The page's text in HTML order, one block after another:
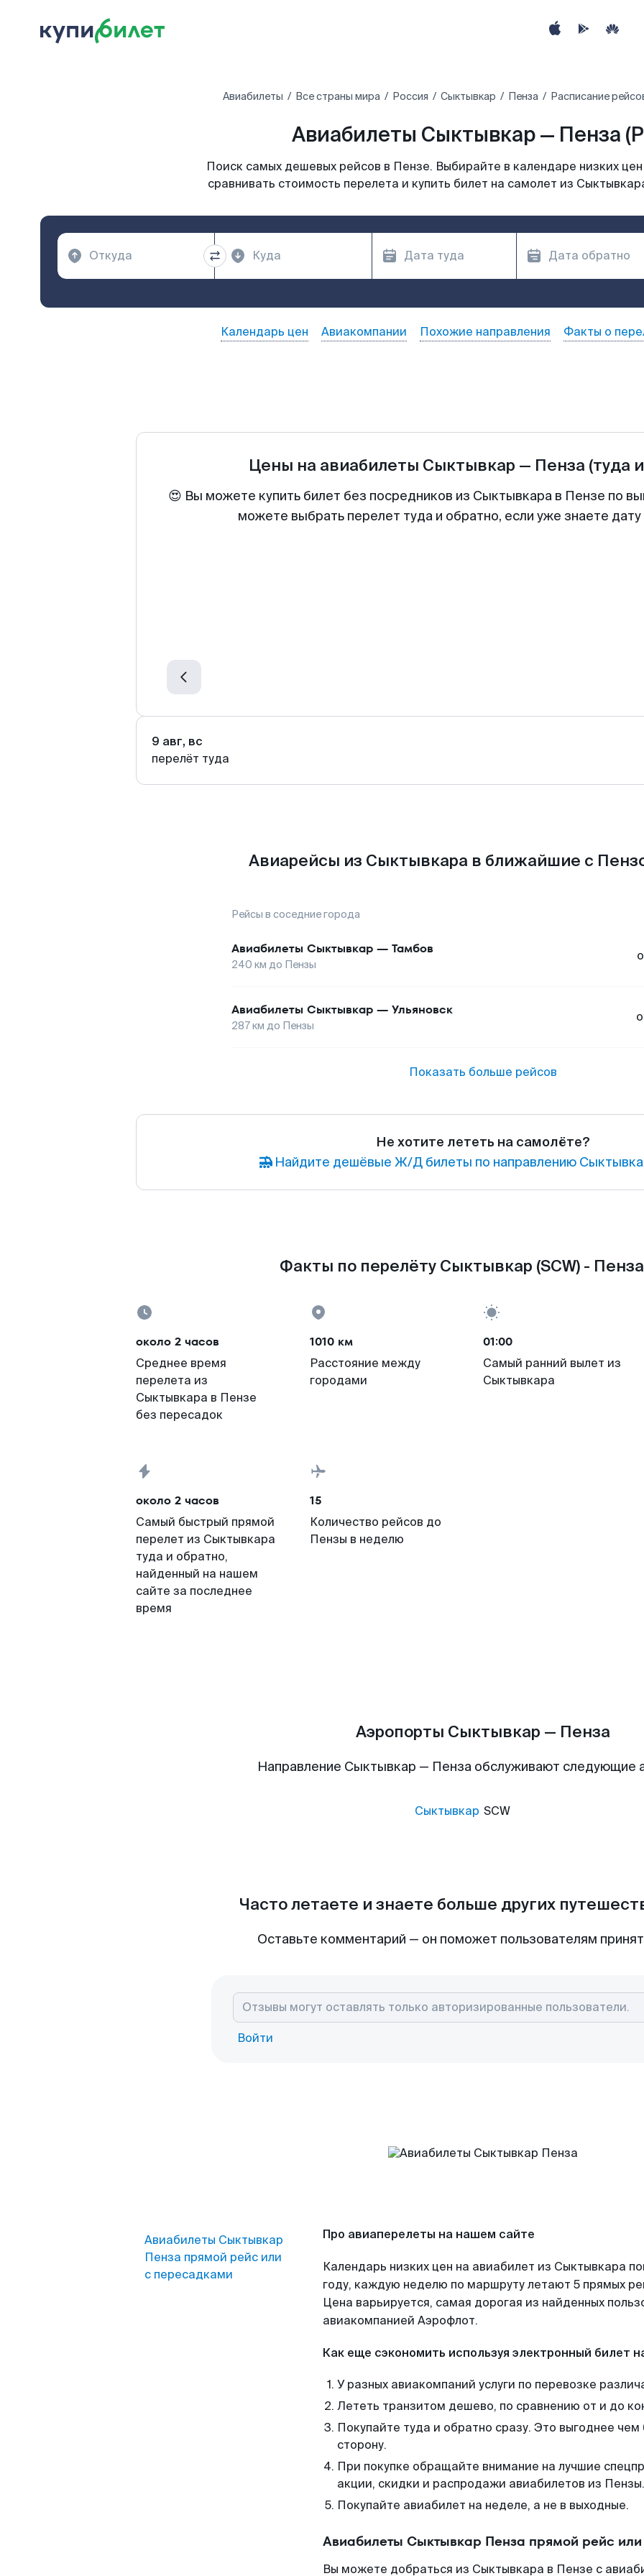
Авиабилеты Все страны мира Россия Сыктывкар Пенза Расписание
Авиабилеты Сыктывкар — Пенза
Поиск самых дешевых рейсов в Пензе. Выбирайте в календаре низких
сравнивать стоимость перелета и купить билет на самолет из
Календарь цен Авиакомпании Похожие направления Факты о
Цены на авиабилеты Сыктывкар — Пенза (туда
😍 Вы можете купить билет без посредников из Сыктывкара в Пензе по
можете выбрать перелет туда и обратно, если уже знаете
9 авг, вс
перелёт туда
Авиарейсы из Сыктывкара в ближайшие с
Рейсы в соседние города
Авиабилеты Сыктывкар — Тамбов
240 км до Пензы
Авиабилеты Сыктывкар — Ульяновск
287км до Пензы
Показать больше рейсов
Не хотите лететь на самолёте?
Найдите дешёвые Ж/Д билеты по направлению
Факты по перелёту Сыктывкар (SCW) - Пенза
около 2 часов
Среднее время
перелета из
Сыктывкара в Пензе
без пересадок
1010 км
Расстояние между
городами
01:00
Самый ранний вылет из
Сыктывкара
около 2 часов
Самый быстрый прямой
перелет из Сыктывкара
туда и обратно,
найденный на нашем
сайте за последнее
время
15
Количество рейсов до
Пензы в неделю
Аэропорты Сыктывкар — Пенза
Направление Сыктывкар — Пенза обслуживают следующие
Сыктывкар SCW
Часто летаете и знаете больше других
Оставьте комментарий — он поможет пользователям
Войти
Авиабилеты Сыктывкар
Пенза прямой рейс или
с пересадками
Про авиаперелеты на нашем сайте
Календарь низких цен на авиабилет из Сыктывкара
году, каждую неделю по маршруту летают 5 прямых
Цена варьируется, самая дорогая из найденных
авиакомпанией Аэрофлот.
Как еще сэкономить используя электронный билет
У разных авиакомпаний услуги по перевозке
Лететь транзитом дешево, по сравнению от и до
Покупайте туда и обратно сразу. Это выгоднее
сторону.
При покупке обращайте внимание на лучшие
акции, скидки и распродажи авиабилетов из Пензы.
Покупайте авиабилет на неделе, а не в выходные.
Авиабилеты Сыктывкар Пенза прямой рейс
Вы можете добраться из Сыктывкара в Пензе с